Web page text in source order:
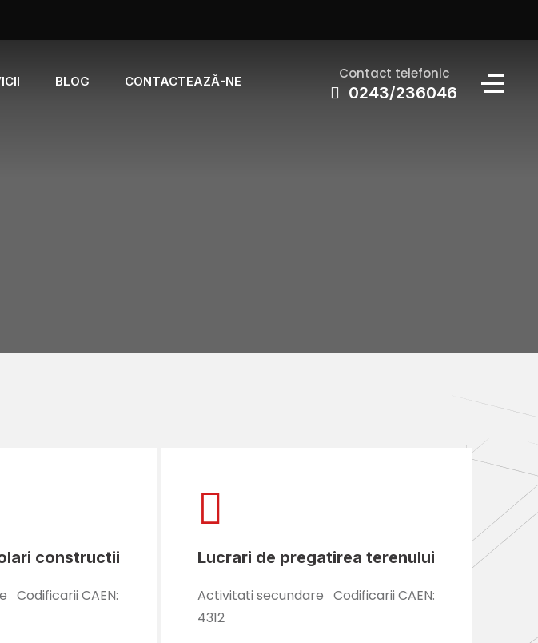
BLOG CONTACTEAZĂ-NE Contact telefonic
0243/236046
constructii
Codificarii CAEN:
Lucrari de pregatirea terenului
Activitati secundare Codificarii CAEN:
4312